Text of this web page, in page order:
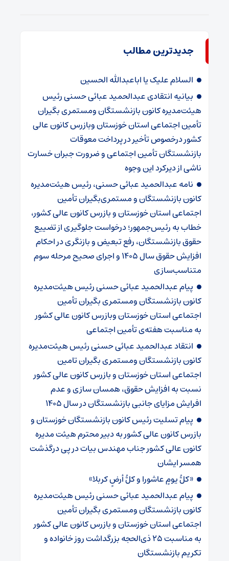
جدیدترین مطالب
السلام علیک یا اباعبدالله الحسین
بیانیه انتقادی عبدالحمید عبائی حسنی رئیس
هیئت‌مدیره کانون بازنشستگان ومستمری بگیران
تأمین اجتماعی استان خوزستان وبازرس کانون عالی
کشور درخصوص تأخیر در پرداخت معوقات
بازنشستگان تأمین اجتماعی و ضرورت جبران خسارت
ناشی از دیرکرد این وجوه
نامه عبدالحمید عبائی حسنی، رئیس هیئت‌مدیره
کانون بازنشستگان و مستمری‌بگیران تأمین
اجتماعی استان خوزستان و بازرس کانون عالی کشور،
خطاب به رئیس‌جمهور؛ درخواست جلوگیری از تضییع
حقوق بازنشستگان، رفع تبعیض و بازنگری در احکام
افزایش حقوق سال ۱۴۰۵ و اجرای صحیح مرحله سوم
متناسب‌سازی
پیام عبدالحمید عبائی حسنی رئیس هیئت‌مدیره
کانون بازنشستگان ومستمری بگیران تأمین
اجتماعی استان خوزستان وبازرس کانون عالی کشور
به مناسبت هفته‌ی تأمین اجتماعی
انتقاد عبدالحمید عبائی حسنی رئیس هیئت‌مدیره
کانون بازنشستگان ومستمری بگیران تامین
اجتماعی استان خوزستان و بازرس کانون عالی کشور
نسبت به افزایش حقوق، همسان سازی و عدم
افرایش مزایای جانبی بازنشستگان در سال ۱۴۰۵
پیام تسلیت رئیس کانون بازنشستگان خوزستان و
بازرس کانون عالی کشور به دبیر محترم هیئت مدیره
کانون عالی کشور جناب مهندس بیات در پی درگذشت
همسر ایشان
«کلُّ یومٍ عاشورا و کلُّ أرضٍ کربلا»
پیام عبدالحمید عبائی حسنی رئیس هیئت‌مدیره
کانون بازنشستگان ومستمری بگیران تأمین
اجتماعی استان خوزستان و بازرس کانون عالی کشور
به مناسبت ۲۵ ذی‌الحجه بزرگداشت روز خانواده و
تکریم بازنشستگان